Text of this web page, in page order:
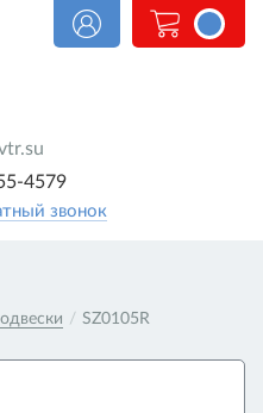
4579
звонок
<@
order.count
|| 0 @>
/ SZ0105R